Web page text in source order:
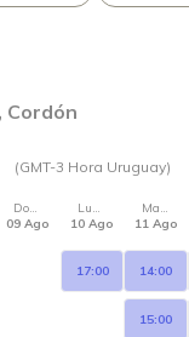
Cordón
(GMT-3 Hora Uruguay)
Domingo
09 Ago
Lunes
10 Ago
17:00
Martes
11 Ago
14:00
15:00